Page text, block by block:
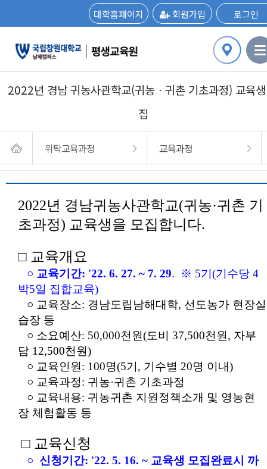
대학홈페이지 회원가입 로그인
2022년 경남 귀농사관학교(귀농ㆍ귀촌 기초과정) 교육
집
위탁교육과정 교육과정
2022년 경남귀농사관학교(귀농·귀촌 기
초과정) 교육생을 모집합니다.
□ 교육개요
○ 교육기간: '22. 6. 27. ~ 7. 29. ※ 5기(기수당 4
박5일 집합교육)
○ 교육장소: 경남도립남해대학, 선도농가 현장실
습장 등
○ 소요예산: 50,000천원(도비 37,500천원, 자부
담 12,500천원)
○ 교육인원: 100명(5기, 기수별 20명 이내)
○ 교육과정: 귀농·귀촌 기초과정
○ 교육내용: 귀농귀촌 지원정책소개 및 영농현
장 체험활동 등
□ 교육신청
○ 신청기간: '22. 5. 16. ~ 교육생 모집완료시 까